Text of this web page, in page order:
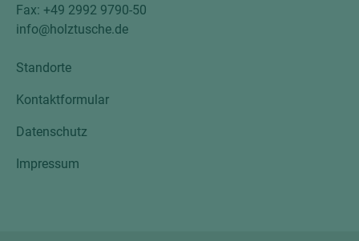
Fax: +49 2992 9790-50
info@holztusche.de
Standorte
Kontaktformular
Datenschutz
Impressum